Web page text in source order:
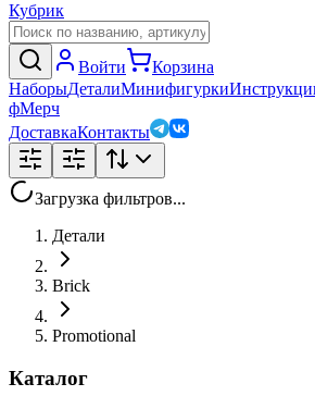
Кубрик
Войти
Корзина
НаборыДеталиМинифигурки
фМерч
ДоставкаКонтакты
Загрузка фильтров...
Детали
Brick
Promotional
Каталог